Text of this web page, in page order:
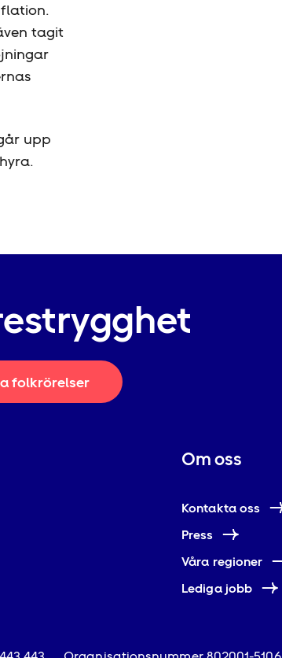
tagit
upp
folkrörelser
Om oss
Kontakta oss
Press
Våra regioner
Lediga jobb